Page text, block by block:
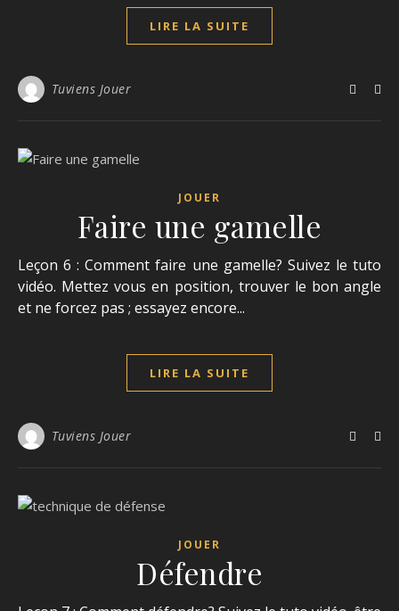
LIRE LA SUITE
Tuviens Jouer
JOUER
Faire une gamelle
Leçon 6 : Comment faire une gamelle? Suivez le tuto
vidéo. Mettez vous en position, trouver le bon angle
et ne forcez pas ; essayez encore...
LIRE LA SUITE
Tuviens Jouer
JOUER
Défendre